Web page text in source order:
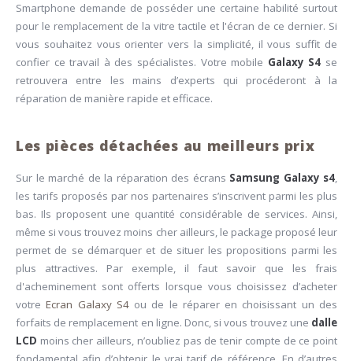
Smartphone demande de posséder une certaine habilité surtout
pour le remplacement de la vitre tactile et l'écran de ce dernier. Si
vous souhaitez vous orienter vers la simplicité, il vous suffit de
confier ce travail à des spécialistes. Votre mobile Galaxy S4 se
retrouvera entre les mains d’experts qui procéderont à la
réparation de manière rapide et efficace.
Les pièces détachées au meilleurs prix
Sur le marché de la réparation des écrans Samsung Galaxy s4,
les tarifs proposés par nos partenaires s’inscrivent parmi les plus
bas. Ils proposent une quantité considérable de services. Ainsi,
même si vous trouvez moins cher ailleurs, le package proposé leur
permet de se démarquer et de situer les propositions parmi les
plus attractives. Par exemple, il faut savoir que les frais
d'acheminement sont offerts lorsque vous choisissez d’acheter
votreEcran Galaxy S4ou de le réparer en choisissant un des
forfaits de remplacement en ligne. Donc, si vous trouvez une dalle
LCD moins cher ailleurs, n’oubliez pas de tenir compte de ce point